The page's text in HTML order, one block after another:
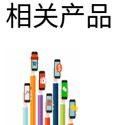
相关产品